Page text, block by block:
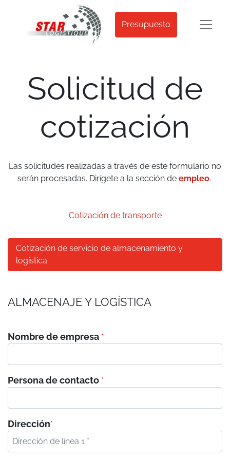
Presupuesto
Solicitud de
cotización
Las solicitudes realizadas a través de este formulario no
serán procesadas. Dirígete a la sección de empleo.
Cotización de transporte
Cotización de servicio de almacenamiento y
logística
ALMACENAJE Y LOGÍSTICA
Nombre de empresa *
Persona de contacto *
Dirección*